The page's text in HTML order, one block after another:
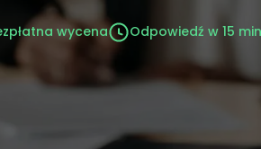
wycena Odpowiedź w 15